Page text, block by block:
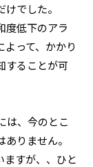
でした。
度低下のアラ
って、かかり
することが可
は、今のとこ
りません。
ますが、、ひと